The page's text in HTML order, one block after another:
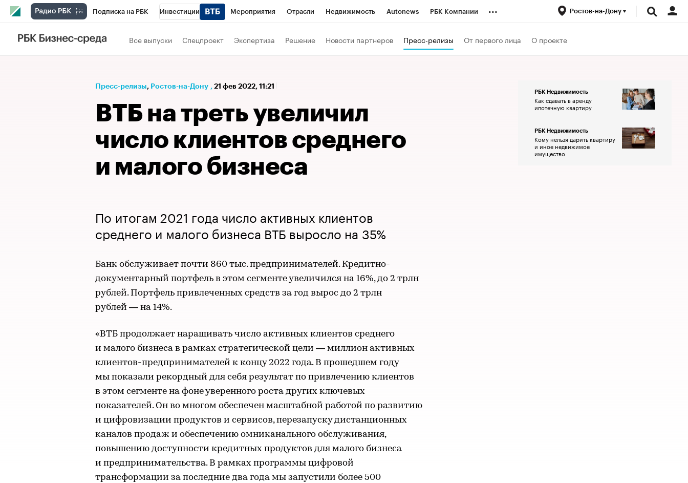
Подписка на РБК Инвестиции Мероприятия Отрасли Недвижимость Autonews РБК Компании
Телеканал
Спецпроекты
... Ростов-на-Дону
Все выпуски Спецпроект Экспертиза Решение Новости партнеров Пресс-релизы От первого лица О проекте
Пресс-релизы⁠, Ростов-на-Дону , 21 фев 2022, 11:21
ВТБ на треть увеличил
число клиентов среднего
и малого бизнеса
По итогам 2021 года число активных клиентов
среднего и малого бизнеса ВТБ выросло на 35%
Банк обслуживает почти 860 тыс. предпринимателей. Кредитно-
документарный портфель в этом сегменте увеличился на 16%, до 2 трлн
рублей. Портфель привлеченных средств за год вырос до 2 трлн
рублей — на 14%.
«ВТБ продолжает наращивать число активных клиентов среднего
и малого бизнеса в рамках стратегической цели — миллион активных
клиентов-предпринимателей к концу 2022 года. В прошедшем году
мы показали рекордный для себя результат по привлечению клиентов
в этом сегменте на фоне уверенного роста других ключевых
показателей. Он во многом обеспечен масштабной работой по развитию
и цифровизации продуктов и сервисов, перезапуску дистанционных
каналов продаж и обеспечению омниканального обслуживания,
повышению доступности кредитных продуктов для малого бизнеса
и предпринимательства. В рамках программы цифровой
трансформации за последние два года мы запустили более 500
РБК Недвижимость
Как сдавать в аренду
ипотечную квартиру
РБК Недвижимость
Кому нельзя дарить квартиру
и иное недвижимое
имущество